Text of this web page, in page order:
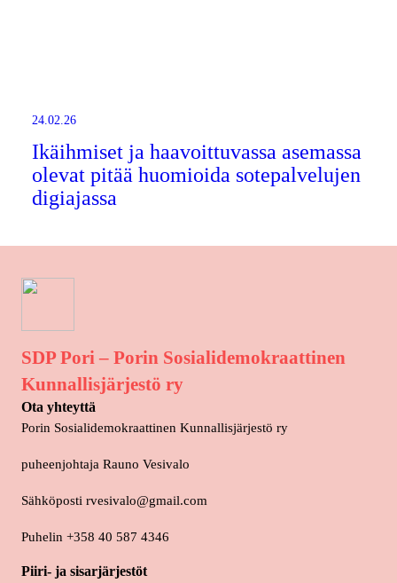
24.02.26
Ikäihmiset ja haavoittuvassa asemassa
olevat pitää huomioida sotepalvelujen
digiajassa
SDP Pori – Porin Sosialidemokraattinen
Kunnallisjärjestö ry
Ota yhteyttä
Porin Sosialidemokraattinen Kunnallisjärjestö ry
puheenjohtaja Rauno Vesivalo
Sähköposti rvesivalo@gmail.com
Puhelin +358 40 587 4346
Piiri- ja sisarjärjestöt